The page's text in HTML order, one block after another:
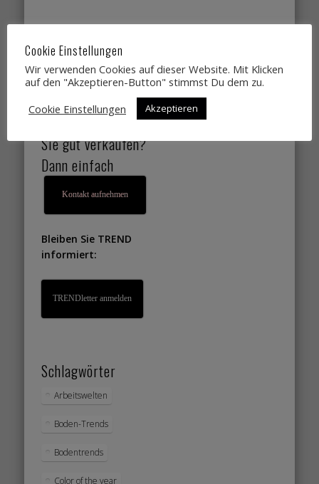
Designtrends,
Farbtrends,
Wohntrends,
Lifestyletrends, die
Sie gut verkaufen?
Dann einfach
Kontakt aufnehmen
Bleiben Sie TREND
informiert:
TRENDletter anmelden
Schlagwörter
Arbeitswelten
Boden-Trends
Bodentrends
Color of the year
Cookie Einstellungen
Wir verwenden Cookies auf dieser Website. Mit Klicken
auf den "Akzeptieren-Button" stimmst Du dem zu.
Cookie Einstellungen
Akzeptieren